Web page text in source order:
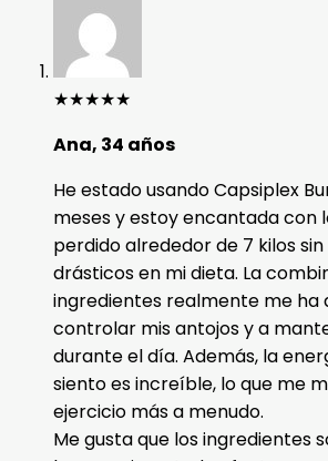
★★★★★
Ana, 34 años
He estado usando Capsiplex
meses y estoy encantada con
perdido alrededor de 7 kilos
drásticos en mi dieta. La
ingredientes realmente me ha
controlar mis antojos y a
durante el día. Además, la
siento es increíble, lo que me
ejercicio más a menudo.
Me gusta que los ingredientes